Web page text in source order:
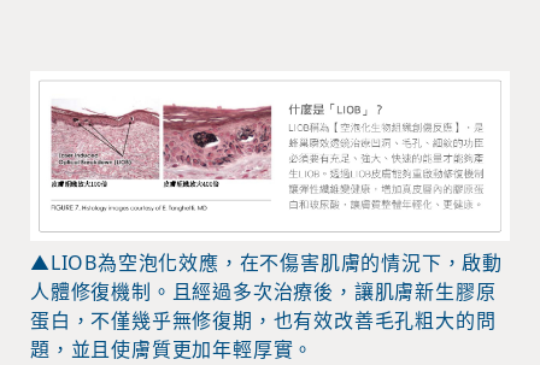
▲LIOB為空泡化效應，在不傷害肌膚的情況下，啟動
人體修復機制。且經過多次治療後，讓肌膚新生膠原
蛋白，不僅幾乎無修復期，也有效改善毛孔粗大的問
題，並且使膚質更加年輕厚實。